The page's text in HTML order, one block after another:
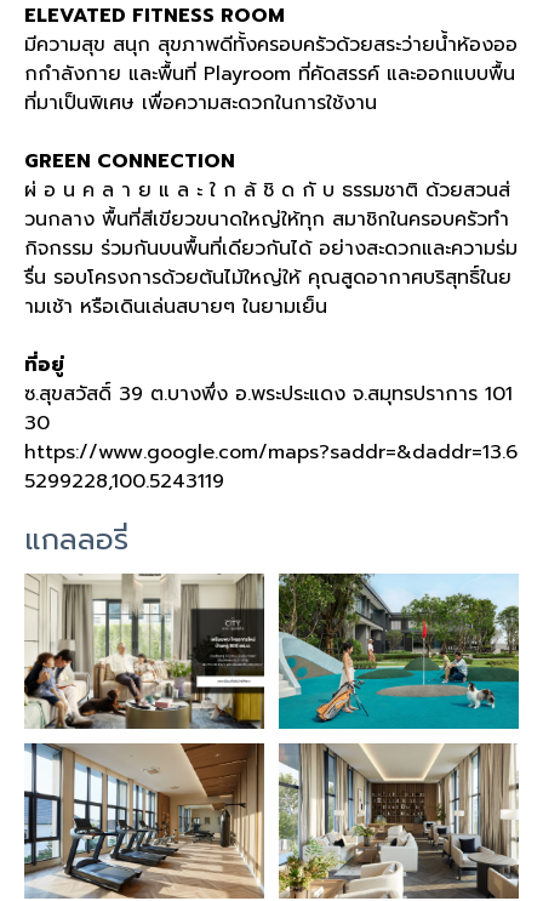
ELEVATED FITNESS ROOM
มีความสุข สนุก สุขภาพดีทั้งครอบครัวด้วยสระว่ายน้ำห้องออ
กกำลังกาย และพื้นที่ Playroom ที่คัดสรรค์ และออกแบบพื้น
ที่มาเป็นพิเศษ เพื่อความสะดวกในการใช้งาน
GREEN CONNECTION
ผ่ อ น ค ล า ย แ ล ะ ใ ก ล้ ชิ ด กั บ ธรรมชาติ ด้วยสวนส่
วนกลาง พื้นที่สีเขียวขนาดใหญ่ให้ทุก สมาชิกในครอบครัวทำ
กิจกรรม ร่วมกันบนพื้นที่เดียวกันได้ อย่างสะดวกและความร่ม
รื่น รอบโครงการด้วยต้นไม้ใหญ่ให้ คุณสูดอากาศบริสุทธิ์ในย
ามเช้า หรือเดินเล่นสบายๆ ในยามเย็น
ที่อยู่
ซ.สุขสวัสดิ์ 39 ต.บางพึ่ง อ.พระประแดง จ.สมุทรปราการ 101
30
https://www.google.com/maps?saddr=&daddr=13.6
5299228,100.5243119
แกลลอรี่